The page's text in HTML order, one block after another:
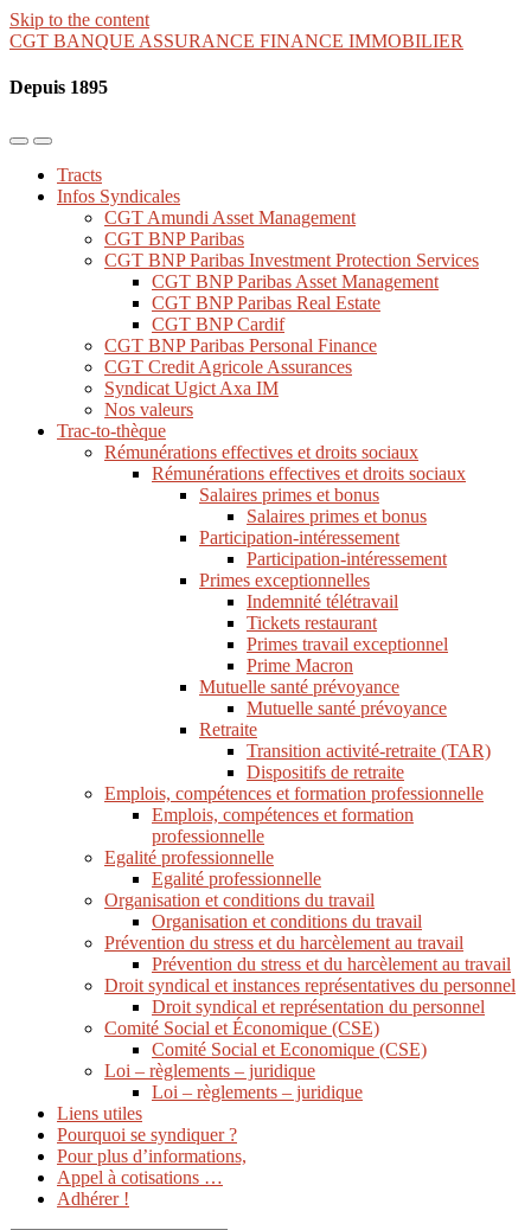
Skip to the content
CGT BANQUE ASSURANCE FINANCE IMMOBILIER
Depuis 1895
Toggle
mobile
menu
Toggle
the
search
field
Tracts
Infos Syndicales
CGT Amundi Asset Management
CGT BNP Paribas
CGT BNP Paribas Investment Protection Services
CGT BNP Paribas Asset Management
CGT BNP Paribas Real Estate
CGT BNP Cardif
CGT BNP Paribas Personal Finance
CGT Credit Agricole Assurances
Syndicat Ugict Axa IM
Nos valeurs
Trac-to-thèque
Rémunérations effectives et droits sociaux
Rémunérations effectives et droits sociaux
Salaires primes et bonus
Salaires primes et bonus
Participation-intéressement
Participation-intéressement
Primes exceptionnelles
Indemnité télétravail
Tickets restaurant
Primes travail exceptionnel
Prime Macron
Mutuelle santé prévoyance
Mutuelle santé prévoyance
Retraite
Transition activité-retraite (TAR)
Dispositifs de retraite
Emplois, compétences et formation professionnelle
Emplois, compétences et formation
professionnelle
Egalité professionnelle
Egalité professionnelle
Organisation et conditions du travail
Organisation et conditions du travail
Prévention du stress et du harcèlement au travail
Prévention du stress et du harcèlement au travail
Droit syndical et instances représentatives du personnel
Droit syndical et représentation du personnel
Comité Social et Économique (CSE)
Comité Social et Economique (CSE)
Loi – règlements – juridique
Loi – règlements – juridique
Liens utiles
Pourquoi se syndiquer ?
Pour plus d’informations,
Appel à cotisations …
Adhérer !